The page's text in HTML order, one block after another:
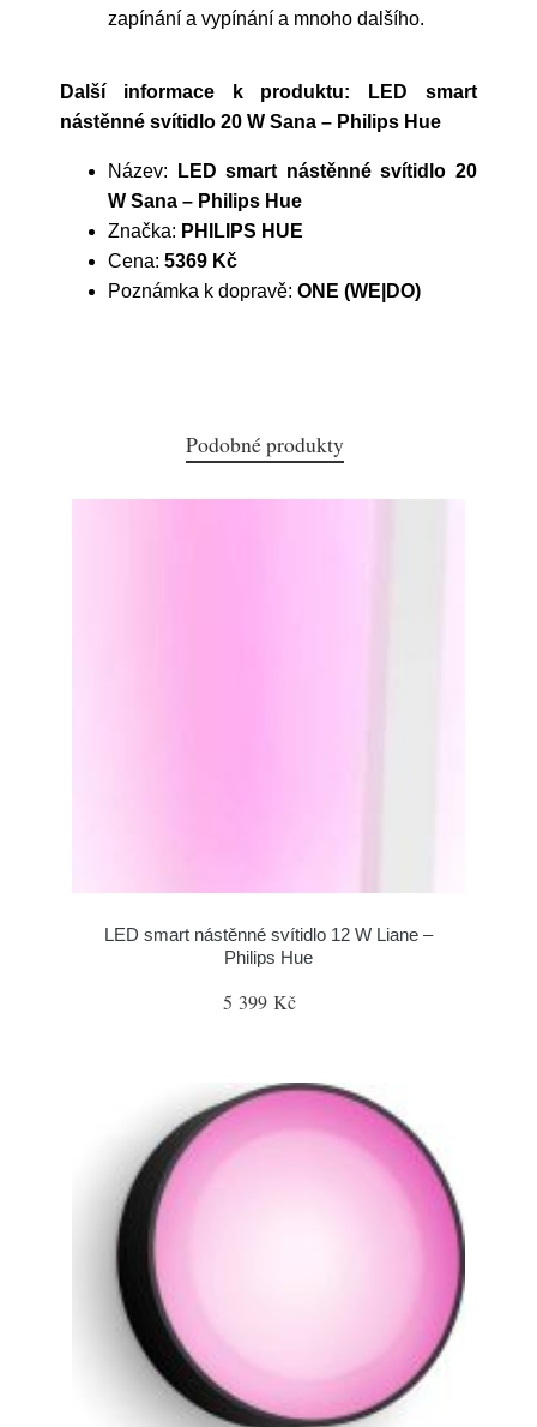
zapínání a vypínání a mnoho dalšího.
Další informace k produktu: LED smart
nástěnné svítidlo 20 W Sana – Philips Hue
Název:
LED smart nástěnné svítidlo 20
W Sana – Philips Hue
Značka: PHILIPS HUE
Cena: 5369 Kč
Poznámka k dopravě: ONE (WE|DO)
Podobné produkty
LED smart nástěnné svítidlo 12 W Liane –
Philips Hue
5 399 Kč